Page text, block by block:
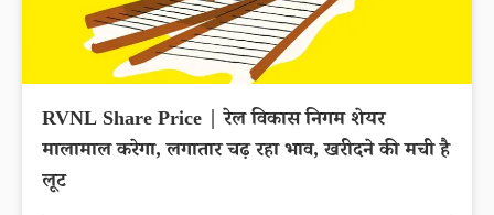
RVNL Share Price | रेल विकास निगम शेयर
मालामाल करेगा, लगातार चढ़ रहा भाव, खरीदने की मची है
लूट